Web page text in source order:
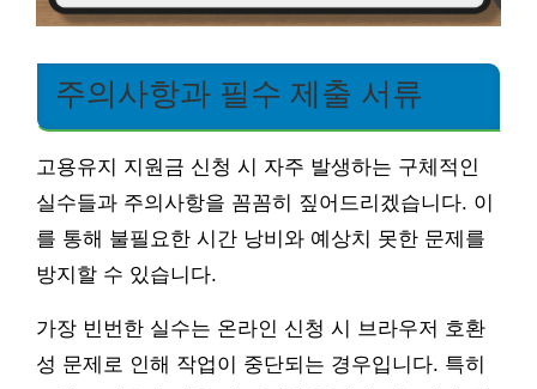
주의사항과 필수 제출 서류
고용유지 지원금 신청 시 자주 발생하는 구체적인
실수들과 주의사항을 꼼꼼히 짚어드리겠습니다. 이
를 통해 불필요한 시간 낭비와 예상치 못한 문제를
방지할 수 있습니다.
가장 빈번한 실수는 온라인 신청 시 브라우저 호환
성 문제로 인해 작업이 중단되는 경우입니다. 특히